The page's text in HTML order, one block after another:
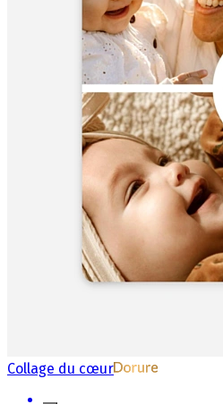
Collage du cœur